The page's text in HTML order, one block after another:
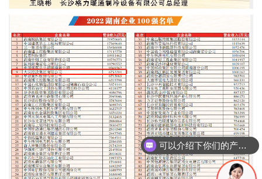
可以介绍下你们的产品么
你们是怎么收费的呢